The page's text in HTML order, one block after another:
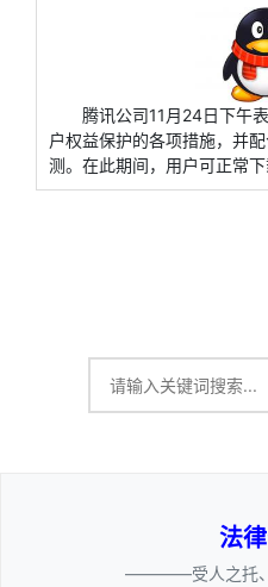
腾讯公司11月24日下午
户权益保护的各项措施，并
测。在此期间，用户可正常
法
————受人之托